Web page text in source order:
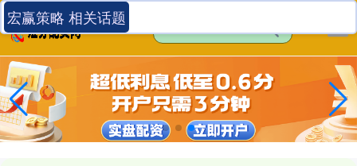
宏赢策略 相关话题